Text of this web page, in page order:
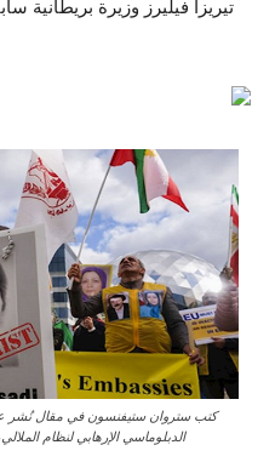
تيريزا فيليرز وزيرة بريطانية
كتب ستروان ستيفنسون في مقال نُشر
الدبلوماسي الإرهابي لنظام الملالي،